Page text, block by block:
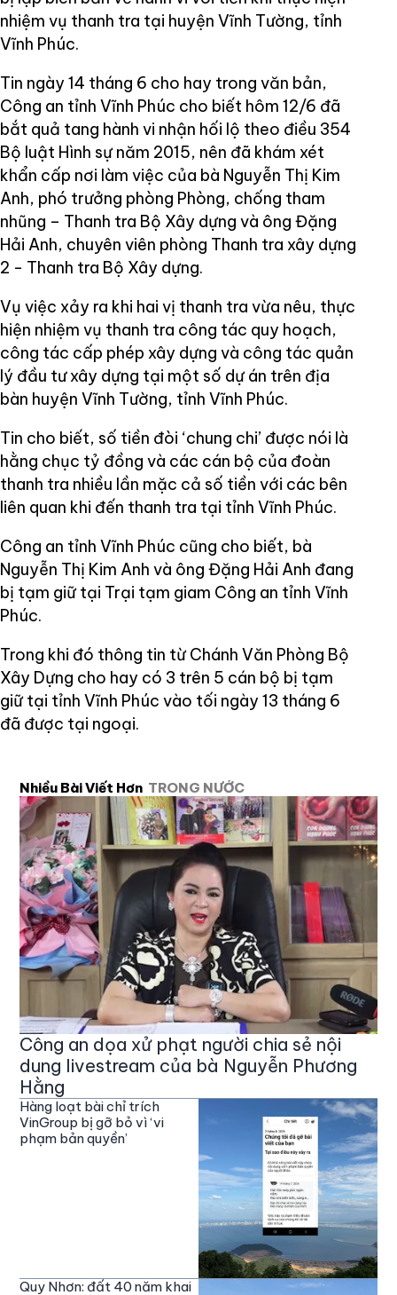
nhiệm vụ thanh tra tại huyện Vĩnh Tường, tỉnh
Vĩnh Phúc.
Tin ngày 14 tháng 6 cho hay trong văn bản,
Công an tỉnh Vĩnh Phúc cho biết hôm 12/6 đã
bắt quả tang hành vi nhận hối lộ theo điều 354
Bộ luật Hình sự năm 2015, nên đã khám xét
khẩn cấp nơi làm việc của bà Nguyễn Thị Kim
Anh, phó trưởng phòng Phòng, chống tham
nhũng – Thanh tra Bộ Xây dựng và ông Đặng
Hải Anh, chuyên viên phòng Thanh tra xây dựng
2 - Thanh tra Bộ Xây dựng.
Vụ việc xảy ra khi hai vị thanh tra vừa nêu, thực
hiện nhiệm vụ thanh tra công tác quy hoạch,
công tác cấp phép xây dựng và công tác quản
lý đầu tư xây dựng tại một số dự án trên địa
bàn huyện Vĩnh Tường, tỉnh Vĩnh Phúc.
Tin cho biết, số tiền đòi ‘chung chi’ được nói là
hằng chục tỷ đồng và các cán bộ của đoàn
thanh tra nhiều lần mặc cả số tiền với các bên
liên quan khi đến thanh tra tại tỉnh Vĩnh Phúc.
Công an tỉnh Vĩnh Phúc cũng cho biết, bà
Nguyễn Thị Kim Anh và ông Đặng Hải Anh đang
bị tạm giữ tại Trại tạm giam Công an tỉnh Vĩnh
Phúc.
Trong khi đó thông tin từ Chánh Văn Phòng Bộ
Xây Dựng cho hay có 3 trên 5 cán bộ bị tạm
giữ tại tỉnh Vĩnh Phúc vào tối ngày 13 tháng 6
đã được tại ngoại.
Nhiều Bài Viết Hơn TRONG NƯỚC
Công an dọa xử phạt người chia sẻ nội
dung livestream của bà Nguyễn Phương
Hằng
Hàng loạt bài chỉ trích
VinGroup bị gỡ bỏ vì ‘vi
phạm bản quyền’
Quy Nhơn: đất 40 năm khai